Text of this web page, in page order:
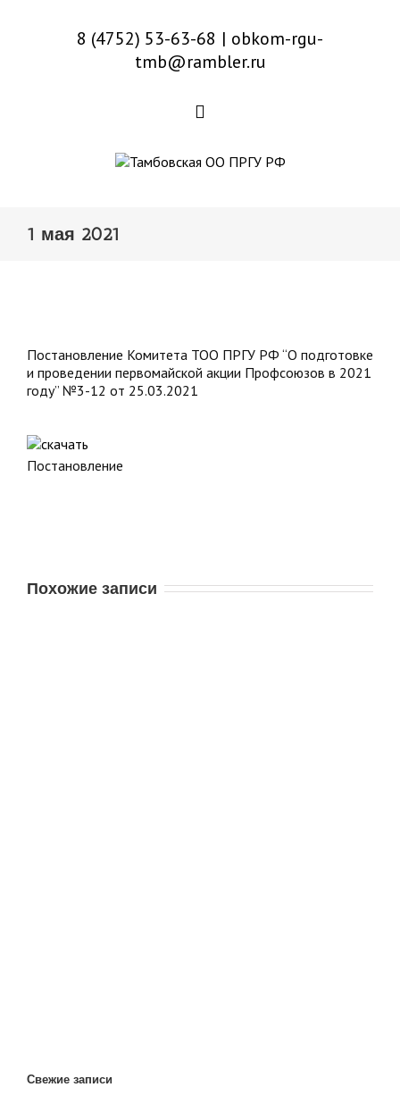
8 (4752) 53-63-68 | obkom-rgu-
tmb@rambler.ru
1 мая 2021
Постановление Комитета ТОО ПРГУ РФ “О подготовке
и проведении первомайской акции Профсоюзов в 2021
году” №3-12 от 25.03.2021
Постановление
Похожие записи
Свежие записи